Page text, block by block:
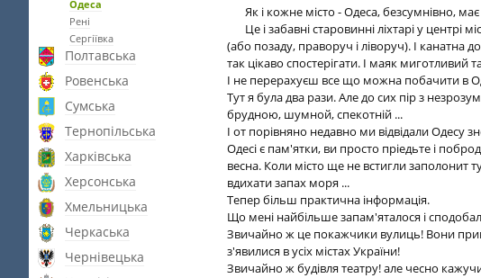
Одеса
Рені
Сергіївка
Полтавська
Ровенська
Сумська
Тернопільська
Харківська
Херсонська
Хмельницька
Черкаська
Чернівецька
Як і кожне місто - Одеса, безсумнівно,
Це і забавні старовинні ліхтарі у
(або позаду, праворуч і ліворуч). І канатна
так цікаво спостерігати. І маяк
І не перерахуєш все що можна побачити в
Тут я була два рази. Але до сих пір з
брудною, шумной, спекотній ...
І от порівняно недавно ми відвідали Одесу
Одесі є пам'ятки, ви просто пріедьте і
весна. Коли місто ще не встигли заполонит
вдихати запах моря ...
Тепер більш практична інформація.
Що мені найбільше запам'яталося і
Звичайно ж це покажчики вулиць! Вони
з'явилися в усіх містах України!
Звичайно ж будівля театру! але чесно